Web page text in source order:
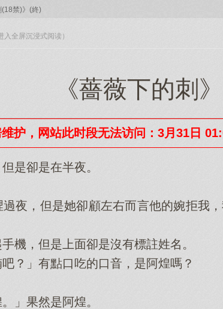
(18禁)》(終)
入全屏沉浸式阅读）
《薔薇下的刺
护，网站此时段无法访问：3月31日
卻是在半夜。
，但是她卻顧左右而言他的婉拒我，
，但是上面卻是沒有標註姓名。
」有點口吃的口音，是阿煌嗎？
果然是阿煌。